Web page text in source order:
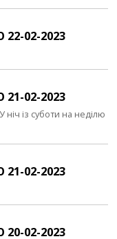
02-2023
02-2023
із суботи на неділю
02-2023
02-2023